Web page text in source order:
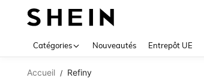
Catégories Nouveautés Entrepôt UE
Accueil / Refiny